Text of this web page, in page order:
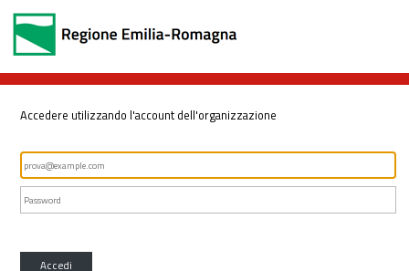
Accedere utilizzando l'account dell'organizzazione
Accedi